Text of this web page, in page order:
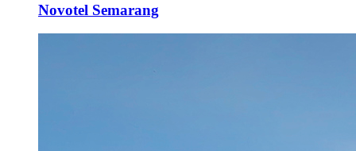
Novotel Semarang